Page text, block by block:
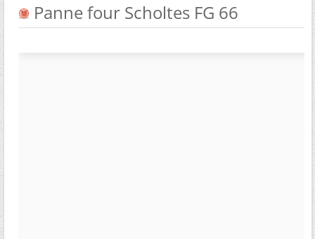
Panne four Scholtes FG 66